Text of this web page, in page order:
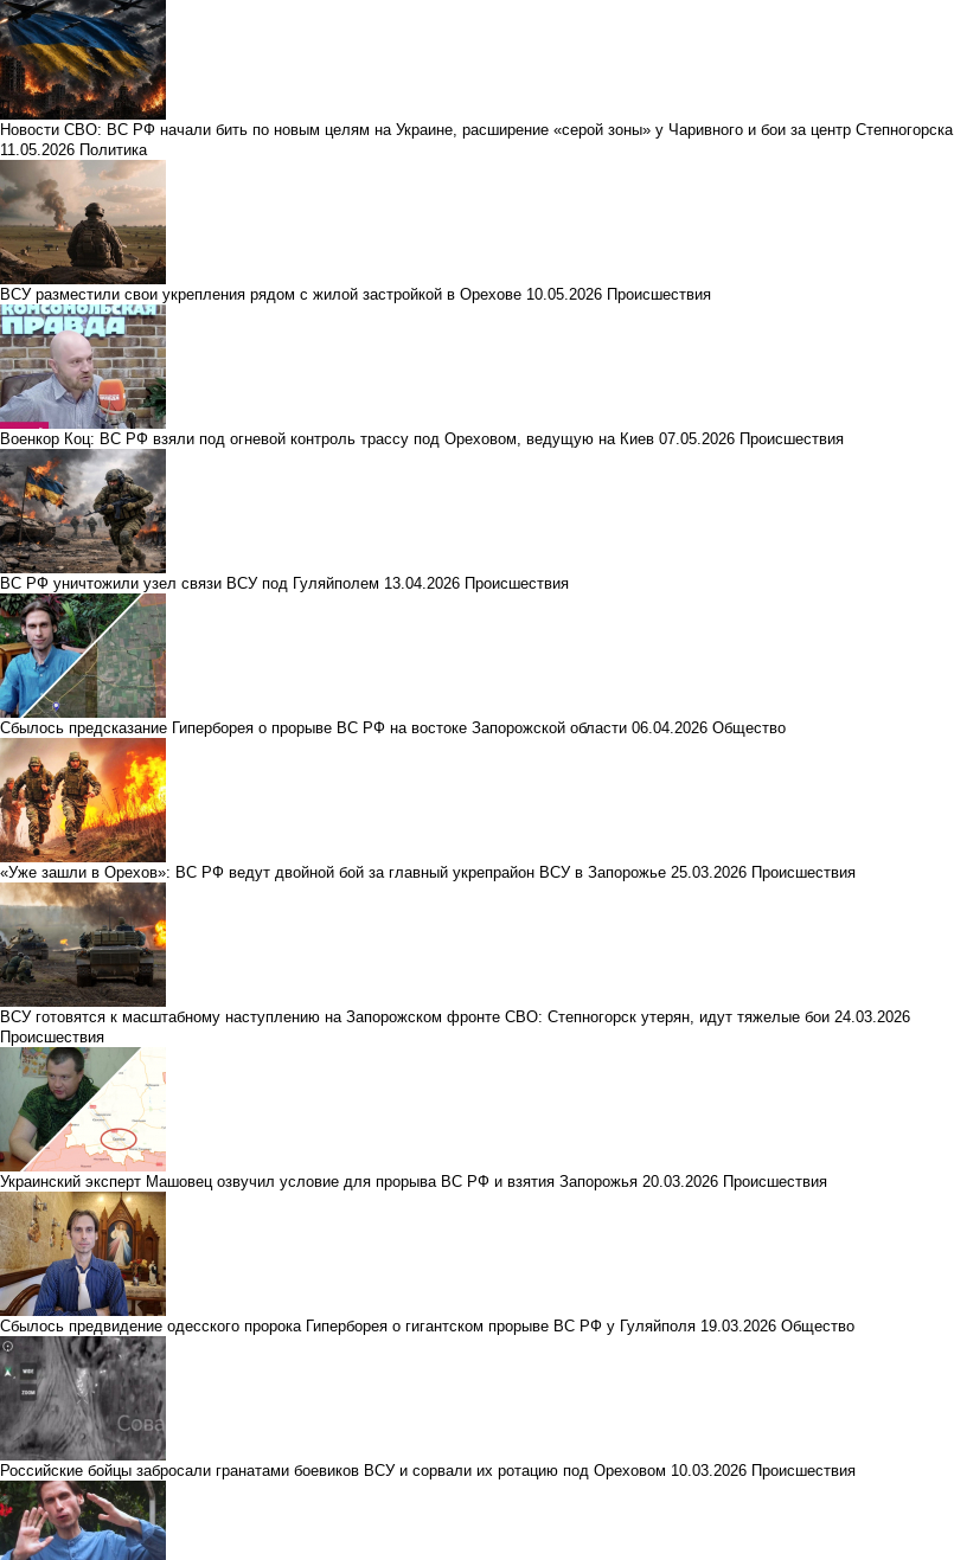
Новости СВО: ВС РФ начали бить по новым целям на Украине, расширение «серой зоны» у Чаривного и бои за центр Степногорска
11.05.2026 Политика
ВСУ разместили свои укрепления рядом с жилой застройкой в Орехове 10.05.2026 Происшествия
Военкор Коц: ВС РФ взяли под огневой контроль трассу под Ореховом, ведущую на Киев 07.05.2026 Происшествия
ВС РФ уничтожили узел связи ВСУ под Гуляйполем 13.04.2026 Происшествия
Сбылось предсказание Гиперборея о прорыве ВС РФ на востоке Запорожской области 06.04.2026 Общество
«Уже зашли в Орехов»: ВС РФ ведут двойной бой за главный укрепрайон ВСУ в Запорожье 25.03.2026 Происшествия
ВСУ готовятся к масштабному наступлению на Запорожском фронте СВО: Степногорск утерян, идут тяжелые бои 24.03.2026
Происшествия
Украинский эксперт Машовец озвучил условие для прорыва ВС РФ и взятия Запорожья 20.03.2026 Происшествия
Сбылось предвидение одесского пророка Гиперборея о гигантском прорыве ВС РФ у Гуляйполя 19.03.2026 Общество
Российские бойцы забросали гранатами боевиков ВСУ и сорвали их ротацию под Ореховом 10.03.2026 Происшествия